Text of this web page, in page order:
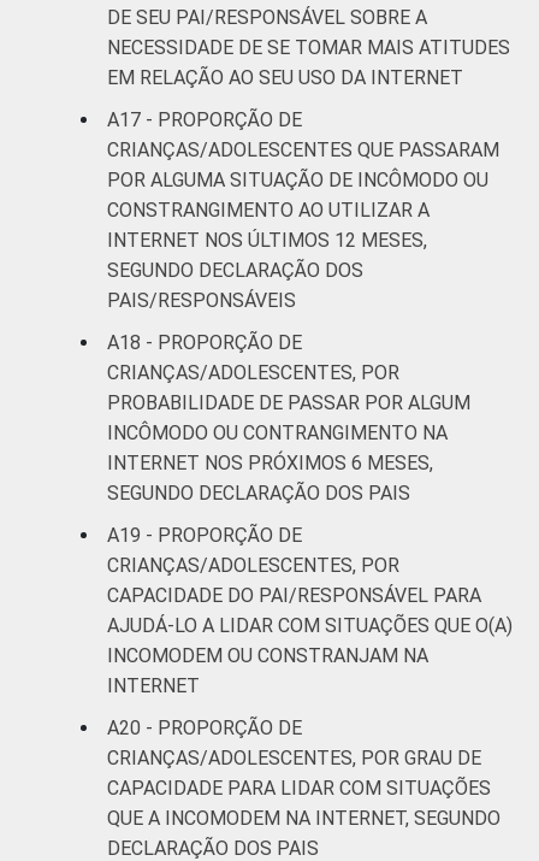
DE SEU PAI/RESPONSÁVEL SOBRE A
NECESSIDADE DE SE TOMAR MAIS ATITUDES
EM RELAÇÃO AO SEU USO DA INTERNET
A17 - PROPORÇÃO DE
CRIANÇAS/ADOLESCENTES QUE PASSARAM
POR ALGUMA SITUAÇÃO DE INCÔMODO OU
CONSTRANGIMENTO AO UTILIZAR A
INTERNET NOS ÚLTIMOS 12 MESES,
SEGUNDO DECLARAÇÃO DOS
PAIS/RESPONSÁVEIS
A18 - PROPORÇÃO DE
CRIANÇAS/ADOLESCENTES, POR
PROBABILIDADE DE PASSAR POR ALGUM
INCÔMODO OU CONTRANGIMENTO NA
INTERNET NOS PRÓXIMOS 6 MESES,
SEGUNDO DECLARAÇÃO DOS PAIS
A19 - PROPORÇÃO DE
CRIANÇAS/ADOLESCENTES, POR
CAPACIDADE DO PAI/RESPONSÁVEL PARA
AJUDÁ-LO A LIDAR COM SITUAÇÕES QUE O(A)
INCOMODEM OU CONSTRANJAM NA
INTERNET
A20 - PROPORÇÃO DE
CRIANÇAS/ADOLESCENTES, POR GRAU DE
CAPACIDADE PARA LIDAR COM SITUAÇÕES
QUE A INCOMODEM NA INTERNET, SEGUNDO
DECLARAÇÃO DOS PAIS